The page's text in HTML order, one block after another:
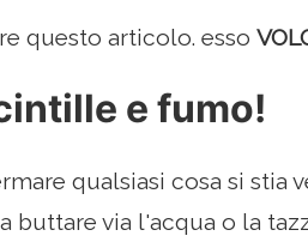
questo articolo. esso
e fumo!
qualsiasi cosa si stia
buttare via l'acqua o la